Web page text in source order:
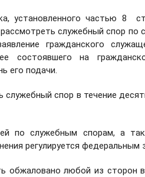
установленного частью 8
служебный спор по
гражданского
состоявшего на
его подачи.
спор в течение
по служебным спорам, а
регулируется федеральным
обжаловано любой из сторон